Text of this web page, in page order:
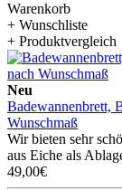
Warenkorb
+ Wunschliste
+ Produktvergleich
Neu
Badewannenbrett,
Wunschmaß
Wir bieten sehr
aus Eiche als
49,00€